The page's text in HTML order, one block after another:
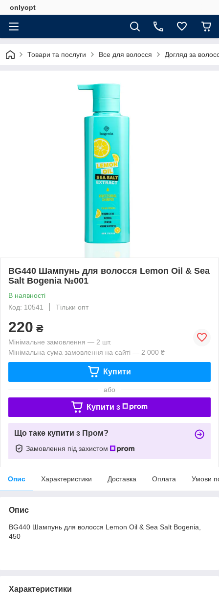
onlyopt
Товари та послуги Все для волосся Догляд за
BG440 Шампунь для волосся Lemon Oil & Sea
Salt Bogenia №001
В наявності
Код: 10541
Тільки опт
220 ₴
Мінімальне замовлення — 2 шт.
Мінімальна сума замовлення на сайті — 2 000 ₴
Купити
або
Купити з
Що таке купити з Пром?
Замовлення під захистом
Опис Характеристики Доставка Оплата Умови
Опис
BG440 Шампунь для волосся Lemon Oil & Sea Salt Bogenia,
450
Характеристики